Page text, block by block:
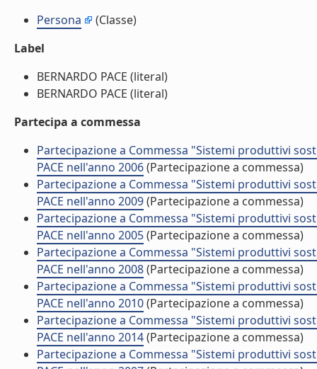
Persona
(Classe)
Label
BERNARDO PACE (literal)
BERNARDO PACE (literal)
Partecipa a commessa
Partecipazione a Commessa "Sistemi produttivi
PACE nell'anno 2006(Partecipazione a commessa)
Partecipazione a Commessa "Sistemi produttivi
PACE nell'anno 2009(Partecipazione a commessa)
Partecipazione a Commessa "Sistemi produttivi
PACE nell'anno 2005(Partecipazione a commessa)
Partecipazione a Commessa "Sistemi produttivi
PACE nell'anno 2008(Partecipazione a commessa)
Partecipazione a Commessa "Sistemi produttivi
PACE nell'anno 2010(Partecipazione a commessa)
Partecipazione a Commessa "Sistemi produttivi
PACE nell'anno 2014(Partecipazione a commessa)
Partecipazione a Commessa "Sistemi produttivi